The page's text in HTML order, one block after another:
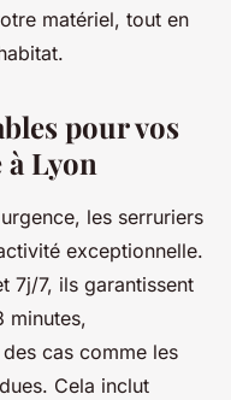
matériel, tout en
pour vos
Lyon
les serruriers
exceptionnelle.
7j/7, ils garantissent
minutes,
cas comme les
Cela inclut